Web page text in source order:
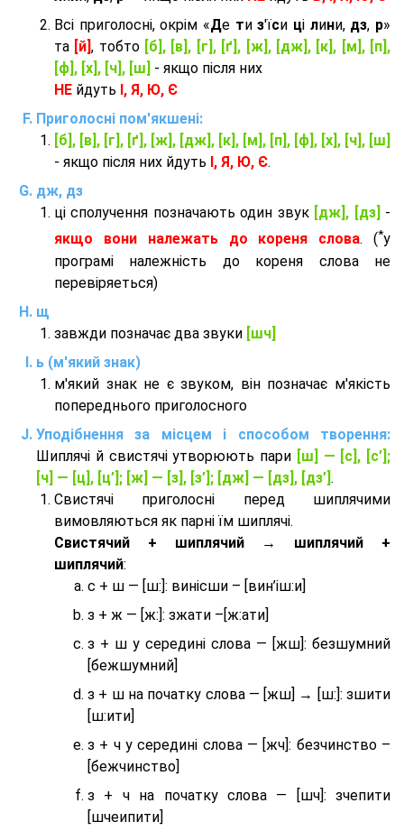
Всі приголосні, окрім «Де тиз'їси ці лини, дз, р»
та [й], тобто [б], [в], [г], [ґ], [ж], [дж], [к], [м], [п],
[ф], [х], [ч], [ш] - якщо після них
НЕ йдуть І, Я, Ю, Є
Приголосні пом'якшені:
[б], [в], [г], [ґ], [ж], [дж], [к], [м], [п], [ф], [х], [ч], [ш]
- якщо після них йдуть І, Я, Ю, Є.
дж, дз
ці сполучення позначають один звук [дж], [дз] -
якщо вони належать до кореня слова. (*у
програмі належність до кореня слова не
перевіряеться)
щ
завжди позначає два звуки [шч]
ь (м'який знак)
м'який знак не є звуком, він позначає м'якість
попереднього приголосного
Уподібнення за місцем і способом творення:
Шиплячі й свистячі утворюють пари [ш] — [c], [с’];
[ч] — [ц], [ц’]; [ж] — [з], [з’]; [дж] — [дз], [дз’] .
Свистячі приголосні перед шиплячими
вимовляються як парні їм шиплячі.
Cвистячий + шиплячий → шиплячий +
шиплячий:
с + ш — [ш:]: винісши – [вин’іш:и]
з + ж — [ж:]: зжати –[ж:ати]
з + ш у середині слова — [жш]: безшумний
[бежшумний]
з + ш на початку слова — [жш] → [ш:]: зшити
[ш:ити]
з + ч у середині слова — [жч]: безчинство –
[бежчинство]
з + ч на початку слова — [шч]: зчепити
[шчеипити]